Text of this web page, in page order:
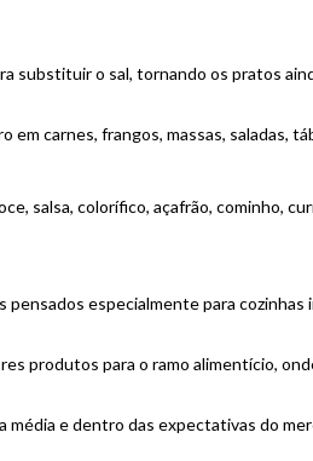
o sal, tornando os pratos
carnes, frangos, massas, saladas,
salsa, colorífico, açafrão, cominho,
especialmente para
produtos para o ramo alimentício,
e dentro das expectativas do